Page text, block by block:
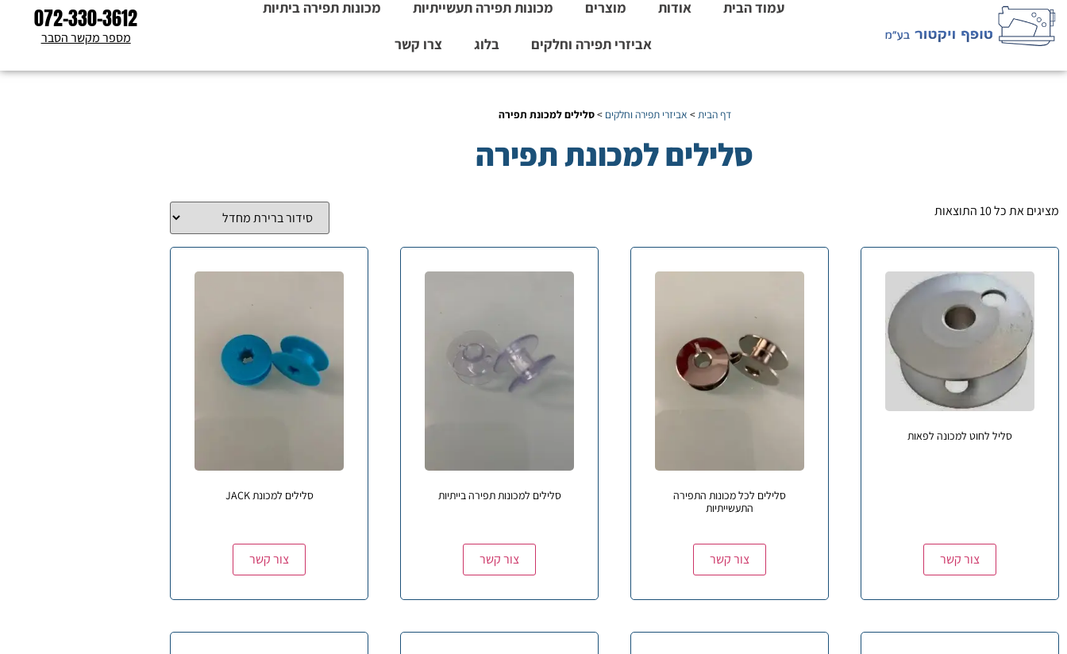
עמוד הבית אודות מוצרים מכונות תפירה תעשייתיות
מכונות תפירה ביתיות
אביזרי תפירה וחלקים
בלוג צרו קשר
072-330-3612
מספר מקשר הסבר
דף הבית> אביזרי תפירה וחלקים >סלילים למכונת תפירה
סלילים למכונת תפירה
מציגים את כל ⁦10⁩ התוצאות
סליל לחוט למכונה לפאות
צור קשר
סלילים לכל מכונות התפירה
התעשייתיות
צור קשר
סלילים למכונות תפירה בייתיות
צור קשר
סלילים למכונת JACK
צור קשר